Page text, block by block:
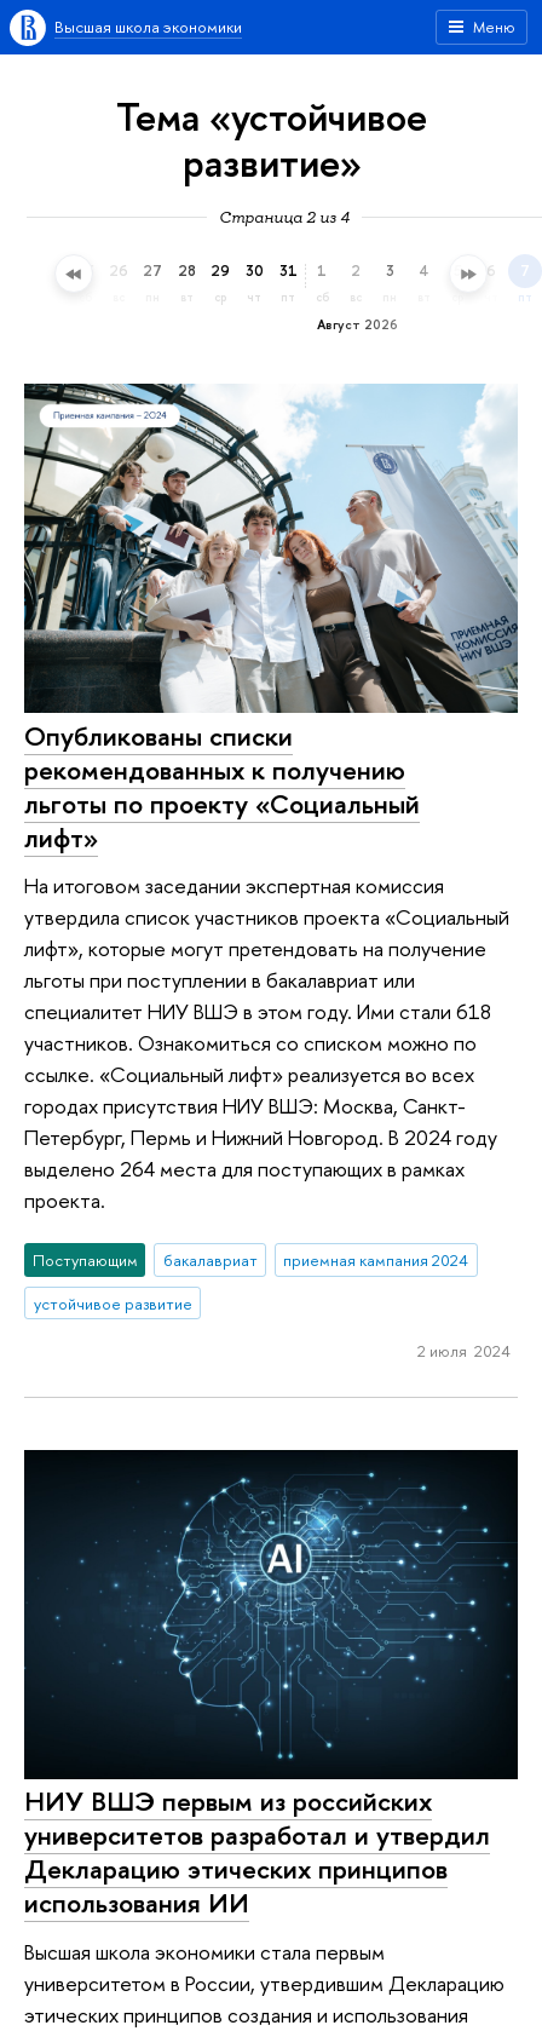
Меню
Высшая школа экономики
Тема «устойчивое
развитие»
Страница 2 из 4
25 26 27 28
вт
29
ср
30
чт
31
пт
Август 2026
1
сб
2
вс
3 4 5 6 7
пт
Опубликованы списки
рекомендованных к получению
льготы по проекту «Социальный
лифт»
На итоговом заседании экспертная комиссия
утвердила список участников проекта «Социальный
лифт», которые могут претендовать на получение
льготы при поступлении в бакалавриат или
специалитет НИУ ВШЭ в этом году. Ими стали 618
участников. Ознакомиться со списком можно по
ссылке. «Социальный лифт» реализуется во всех
городах присутствия НИУ ВШЭ: Москва, Санкт-
Петербург, Пермь и Нижний Новгород. В 2024 году
выделено 264 места для поступающих в рамках
проекта.
Поступающим бакалавриат
приемная кампания 2024
устойчивое развитие
2 июля 2024
НИУ ВШЭ первым из российских
университетов разработал и утвердил
Декларацию этических принципов
использования ИИ
Высшая школа экономики стала первым
университетом в России, утвердившим Декларацию
этических принципов создания и использования